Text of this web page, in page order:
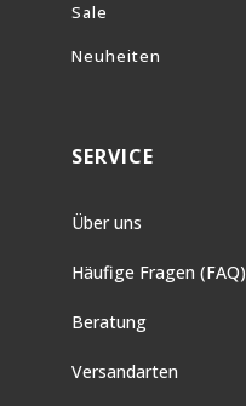
Sale
Neuheiten
SERVICE
Über uns
Häufige Fragen (FAQ)
Beratung
Versandarten